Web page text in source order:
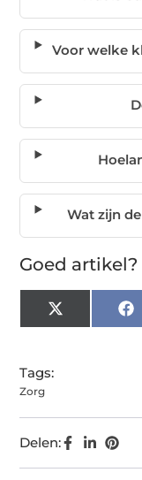
Voor welke
Wat zijn
Goed
X
(Twitter)
Tags:
Zorg
Delen: